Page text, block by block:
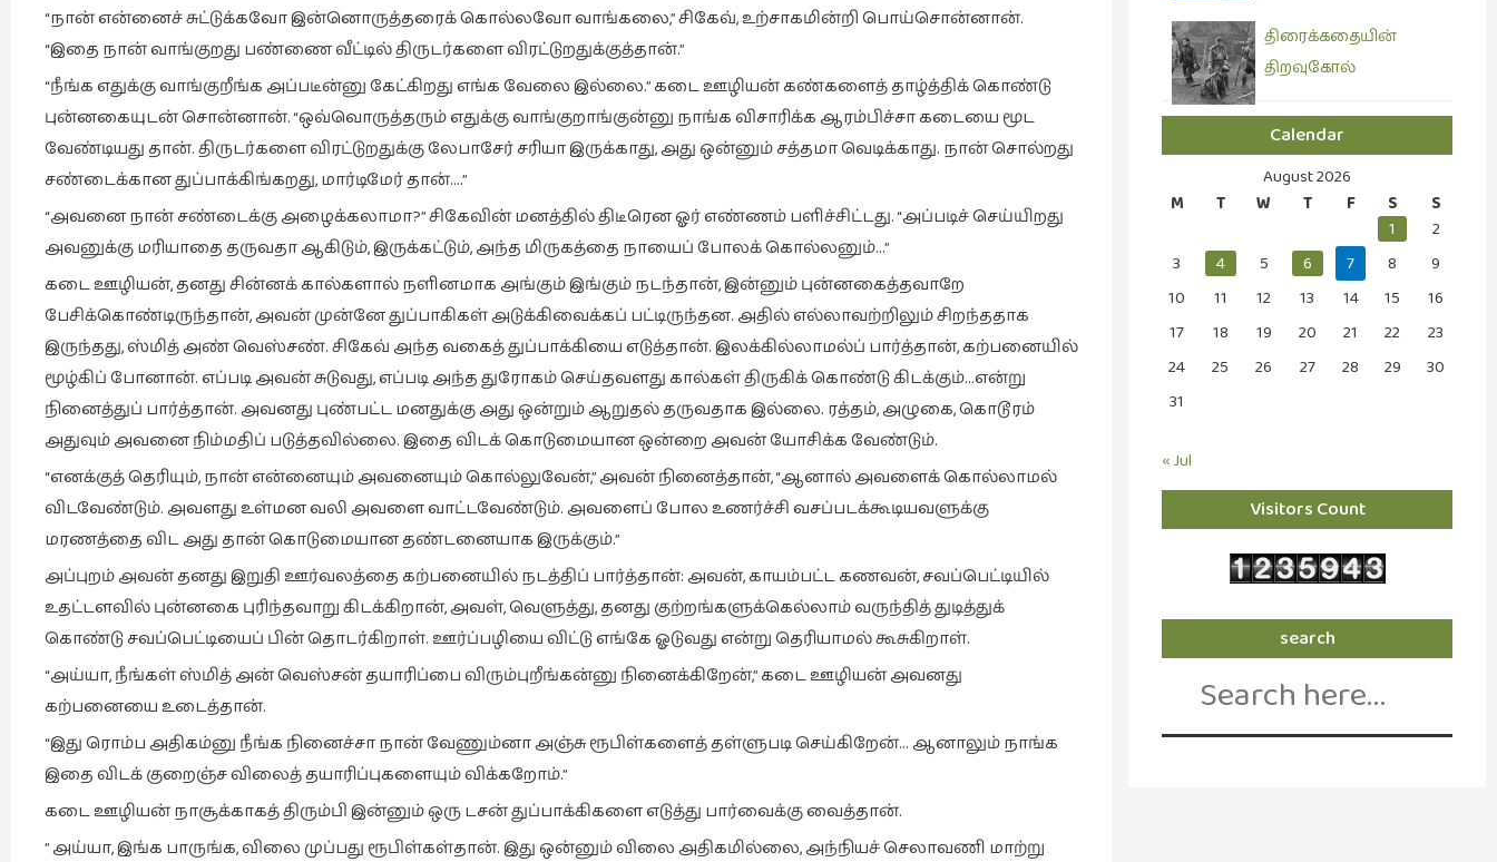
“நான் என்னைச் சுட்டுக்கவோ இன்னொருத்தரைக் கொல்லவோ வாங்கலை,” சிகேவ், உற்சாகமின்றி பொய்சொன்னான்.
“இதை நான் வாங்குறது பண்ணை வீட்டில் திருடர்களை விரட்டுறதுக்குத்தான்.”
“நீங்க எதுக்கு வாங்குறீங்க அப்படீன்னு கேட்கிறது எங்க வேலை இல்லை.” கடை ஊழியன் கண்களைத் தாழ்த்திக் கொண்டு
புன்னகையுடன் சொன்னான். “ஒவ்வொருத்தரும் எதுக்கு வாங்குறாங்குன்னு நாங்க விசாரிக்க ஆரம்பிச்சா கடையை மூட
வேண்டியது தான். திருடர்களை விரட்டுறதுக்கு லேபாசேர் சரியா இருக்காது, அது ஒன்னும் சத்தமா வெடிக்காது. நான் சொல்றது
சண்டைக்கான துப்பாக்கிங்கறது, மார்டிமேர் தான்….”
“அவனை நான் சண்டைக்கு அழைக்கலாமா?” சிகேவின் மனத்தில் திடீரென ஓர் எண்ணம் பளிச்சிட்டது. “அப்படிச் செய்யிறது
அவனுக்கு மரியாதை தருவதா ஆகிடும், இருக்கட்டும், அந்த மிருகத்தை நாயைப் போலக் கொல்லனும்…”
கடை ஊழியன், தனது சின்னக் கால்களால் நளினமாக அங்கும் இங்கும் நடந்தான், இன்னும் புன்னகைத்தவாறே
பேசிக்கொண்டிருந்தான், அவன் முன்னே துப்பாகிகள் அடுக்கிவைக்கப் பட்டிருந்தன. அதில் எல்லாவற்றிலும் சிறந்ததாக
இருந்தது, ஸ்மித் அண் வெஸ்சண். சிகேவ் அந்த வகைத் துப்பாக்கியை எடுத்தான். இலக்கில்லாமல்ப் பார்த்தான், கற்பனையில்
மூழ்கிப் போனான். எப்படி அவன் சுடுவது, எப்படி அந்த துரோகம் செய்தவளது கால்கள் திருகிக் கொண்டு கிடக்கும்…என்று
நினைத்துப் பார்த்தான். அவனது புண்பட்ட மனதுக்கு அது ஒன்றும் ஆறுதல் தருவதாக இல்லை. ரத்தம், அழுகை, கொடூரம்
அதுவும் அவனை நிம்மதிப் படுத்தவில்லை. இதை விடக் கொடுமையான ஒன்றை அவன் யோசிக்க வேண்டும்.
“எனக்குத் தெரியும், நான் என்னையும் அவனையும் கொல்லுவேன்,” அவன் நினைத்தான், “ஆனால் அவளைக் கொல்லாமல்
விடவேண்டும். அவளது உள்மன வலி அவளை வாட்டவேண்டும். அவளைப் போல உணர்ச்சி வசப்படக்கூடியவளுக்கு
மரணத்தை விட அது தான் கொடுமையான தண்டனையாக இருக்கும்.”
அப்புறம் அவன் தனது இறுதி ஊர்வலத்தை கற்பனையில் நடத்திப் பார்த்தான்: அவன், காயம்பட்ட கணவன், சவப்பெட்டியில்
உதட்டளவில் புன்னகை புரிந்தவாறு கிடக்கிறான், அவள், வெளுத்து, தனது குற்றங்களுக்கெல்லாம் வருந்தித் துடித்துக்
கொண்டு சவப்பெட்டியைப் பின் தொடர்கிறாள். ஊர்ப்பழியை விட்டு எங்கே ஓடுவது என்று தெரியாமல் கூசுகிறாள்.
“அய்யா, நீங்கள் ஸ்மித் அன் வெஸ்சன் தயாரிப்பை விரும்புறீங்கன்னு நினைக்கிறேன்,” கடை ஊழியன் அவனது
கற்பனையை உடைத்தான்.
“இது ரொம்ப அதிகம்னு நீங்க நினைச்சா நான் வேணும்னா அஞ்சு ரூபிள்களைத் தள்ளுபடி செய்கிறேன்… ஆனாலும் நாங்க
இதை விடக் குறைஞ்ச விலைத் தயாரிப்புகளையும் விக்கறோம்.”
கடை ஊழியன் நாசூக்காகத் திரும்பி இன்னும் ஒரு டசன் துப்பாக்கிகளை எடுத்து பார்வைக்கு வைத்தான்.
” அய்யா, இங்க பாருங்க, விலை முப்பது ரூபிள்கள்தான். இது ஒன்னும் விலை அதிகமில்லை, அந்நியச் செலாவணி மாற்று
திரைக்கதையின்
திறவுகோல்
Calendar
August 2026
M
T W T F S
S
1
2
3
4 5 6 7 8
9
10
11 12 13 14 15
16
17
18 19 20 21 22
23
24
25 26 27 28 29
30
31
« Jul
Visitors Count
search
Search